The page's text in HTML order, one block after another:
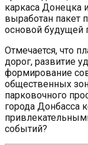
каркаса Донецка
выработан пакет
основой будущей
Отмечается, что
дорог, развитие
формирование
общественных
парковочного
города Донбасса
событий?